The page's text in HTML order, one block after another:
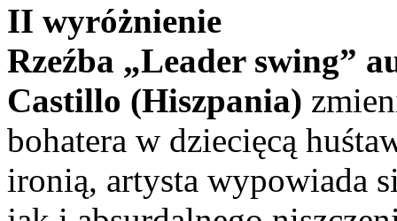
II wyróżnienie
Rzeźba „Leader swing”
Castillo (Hiszpania)
bohatera w dziecięcą
ironią, artysta wypowiada